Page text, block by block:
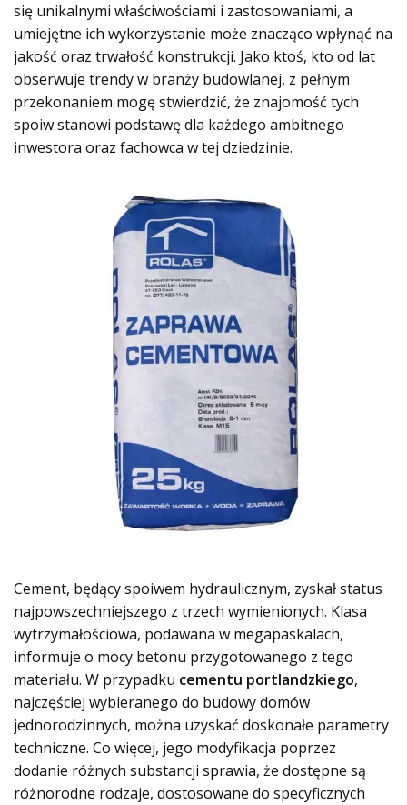
się unikalnymi właściwościami i zastosowaniami, a
umiejętne ich wykorzystanie może znacząco wpłynąć na
jakość oraz trwałość konstrukcji. Jako ktoś, kto od lat
obserwuje trendy w branży budowlanej, z pełnym
przekonaniem mogę stwierdzić, że znajomość tych
spoiw stanowi podstawę dla każdego ambitnego
inwestora oraz fachowca w tej dziedzinie.
Cement, będący spoiwem hydraulicznym, zyskał status
najpowszechniejszego z trzech wymienionych. Klasa
wytrzymałościowa, podawana w megapaskalach,
informuje o mocy betonu przygotowanego z tego
materiału. W przypadku cementu portlandzkiego,
najczęściej wybieranego do budowy domów
jednorodzinnych, można uzyskać doskonałe parametry
techniczne. Co więcej, jego modyfikacja poprzez
dodanie różnych substancji sprawia, że dostępne są
różnorodne rodzaje, dostosowane do specyficznych